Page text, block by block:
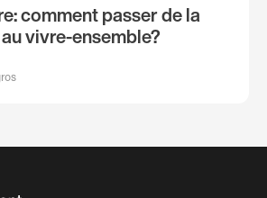
comment passer de la
vivre-ensemble?